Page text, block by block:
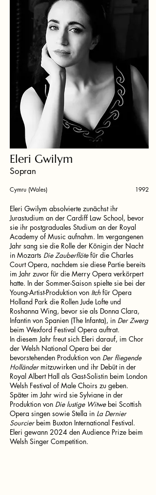
Eleri Gwilym
Sopran
1992
Cymru (Wales)
Eleri Gwilym absolvierte zunächst ihr
Jurastudium an der Cardiff Law School, bevor
sie ihr postgraduales Studium an der Royal
Academy of Music aufnahm. Im vergangenen
Jahr sang sie die Rolle der Königin der Nacht
in Mozarts Die Zauberflötefür die Charles
Court Opera, nachdem sie diese Partie bereits
im Jahr zuvor für die Merry Opera verkörpert
hatte. In der Sommer-Saison spielte sie bei der
Young-Artist-Produktion von Itchfür Opera
Holland Park die Rollen Jude Lofte und
Roshanna Wing, bevor sie als Donna Clara,
Infantin von Spanien (The Infanta), in Der Zwerg
beim Wexford Festival Opera auftrat.
In diesem Jahr freut sich Eleri darauf, im Chor
der Welsh National Opera bei der
bevorstehenden Produktion von Der fliegende
Holländermitzuwirken und ihr Debüt in der
Royal Albert Hall als Gast-Solistin beim London
Welsh Festival of Male Choirs zu geben.
Später im Jahr wird sie Sylviane in der
Produktion von Die lustige Witwebei Scottish
Opera singen sowie Stella in La Dernier
Sourcierbeim Buxton International Festival.
Eleri gewann 2024 den Audience Prize beim
Welsh Singer Competition.